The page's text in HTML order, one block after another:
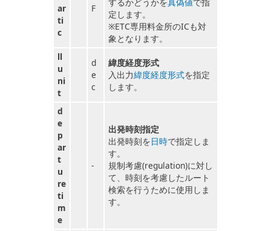
ar
ti
c
F
定します。
※ETC専用料金所のICも対
象となります。
ll
u
ni
t
d
e
c
緯度経度形式
入出力緯度経度形式を指定
します。
d
e
p
ar
t
u
re
ti
m
e
-
出発時刻指定
出発時刻を日時で指定しま
す。
規制考慮(regulation)に対し
て、時刻を考慮したルート
検索を行うために使用しま
す。